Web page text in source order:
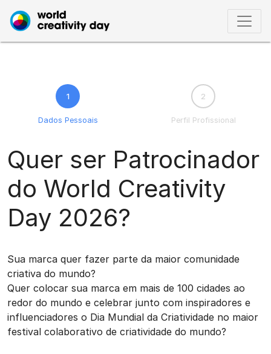
1
Dados Pessoais
2
Perfil Profissional
Quer ser Patrocinador
do World Creativity
Day 2026?
Sua marca quer fazer parte da maior comunidade
criativa do mundo?
Quer colocar sua marca em mais de 100 cidades ao
redor do mundo e celebrar junto com inspiradores e
influenciadores o Dia Mundial da Criatividade no maior
festival colaborativo de criatividade do mundo?